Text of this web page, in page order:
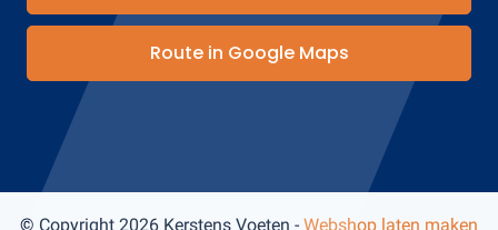
Route in Google Maps
© Copyright 2026 Kerstens Voeten - Webshop laten maken